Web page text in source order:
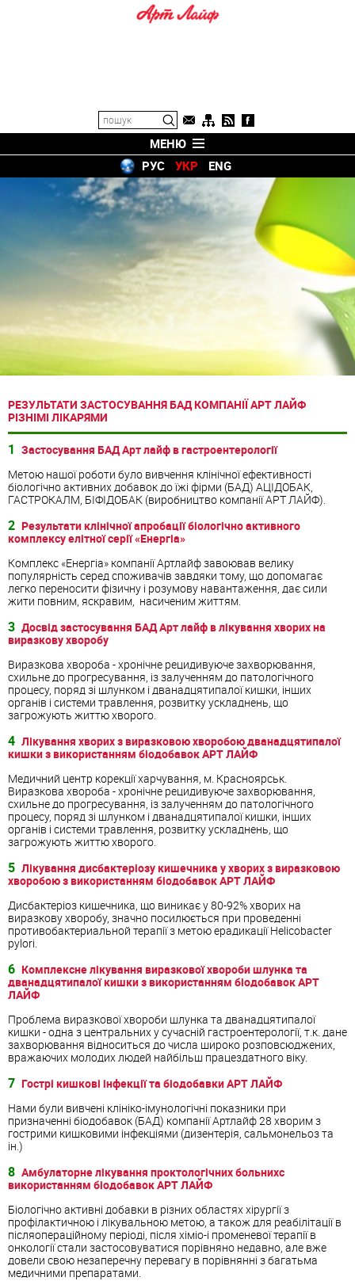
МЕНЮ
РУС
УКР ENG
РЕЗУЛЬТАТИ ЗАСТОСУВАННЯ БАД КОМПАНІЇ АРТ ЛАЙФ
РІЗНІМІ ЛІКАРЯМИ
1 Застосування БАД Арт лайф в гастроентерології
Метою нашої роботи було вивчення клінічної ефективності
біологічно активних добавок до їжі фірми (БАД) АЦІДОБАК,
ГАСТРОКАЛМ, БІФІДОБАК (виробництво компанії АРТ ЛАЙФ).
2 Результати клінічної апробації біологічно активного
комплексу елітної серії «Енергіа»
Комплекс «Енергіа» компанії Артлайф завоював велику
популярність серед споживачів завдяки тому, що допомагає
легко переносити фізичну і розумову навантаження, дає сили
жити повним, яскравим, насиченим життям.
3 Досвід застосування БАД Арт лайф в лікування хворих на
виразкову хворобу
Виразкова хвороба - хронічне рецидивуюче захворювання,
схильне до прогресування, із залученням до патологічного
процесу, поряд зі шлунком і дванадцятипалої кишки, інших
органів і системи травлення, розвитку ускладнень, що
загрожують життю хворого.
4 Лікування хворих з виразковою хворобою дванадцятипалої
кишки з використанням біодобавок АРТ ЛАЙФ
Медичний центр корекції харчування, м. Красноярськ.
Виразкова хвороба - хронічне рецидивуюче захворювання,
схильне до прогресування, із залученням до патологічного
процесу, поряд зі шлунком і дванадцятипалої кишки, інших
органів і системи травлення, розвитку ускладнень, що
загрожують життю хворого.
5 Лікування дисбактеріозу кишечника у хворих з виразковою
хворобою з використанням біодобавок АРТ ЛАЙФ
Дисбактеріоз кишечника, що виникає у 80-92% хворих на
виразкову хворобу, значно посилюється при проведенні
противобактериальной терапії з метою ерадикації Helicobacter
pylori.
6 Комплексне лікування виразкової хвороби шлунка та
дванадцятипалої кишки з використанням біодобавок АРТ
ЛАЙФ
Проблема виразкової хвороби шлунка та дванадцятипалої
кишки - одна з центральних у сучасній гастроентерології, т.к. дане
захворювання відноситься до числа широко розповсюджених,
вражаючих молодих людей найбільш працездатного віку.
7 Гострі кишкові інфекції та біодобавки АРТ ЛАЙФ
Нами були вивчені клініко-імунологічні показники при
призначенні біодобавок (БАД) компанії Артлайф 28 хворим з
гострими кишковими інфекціями (дизентерія, сальмонельоз та
ін.)
8 Амбулаторне лікування проктологічних больнихс
використанням біодобавок АРТ ЛАЙФ
Біологічно активні добавки в різних областях хірургії з
профілактичною і лікувальною метою, а також для реабілітації в
післяопераційному періоді, після хіміо-і променевої терапії в
онкології стали застосовуватися порівняно недавно, але вже
довели свою незаперечну перевагу в порівнянні з багатьма
медичними препаратами.